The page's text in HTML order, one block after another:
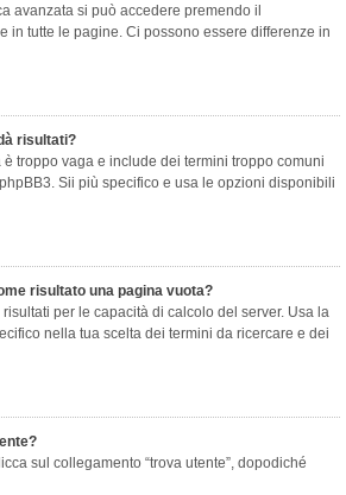
avanzata si può accedere premendo il
in tutte le pagine. Ci possono essere differenze in
risultati?
troppo vaga e include dei termini troppo comuni
Sii più specifico e usa le opzioni disponibili
risultato una pagina vuota?
per le capacità di calcolo del server. Usa la
nella tua scelta dei termini da ricercare e dei
sul collegamento “trova utente”, dopodiché